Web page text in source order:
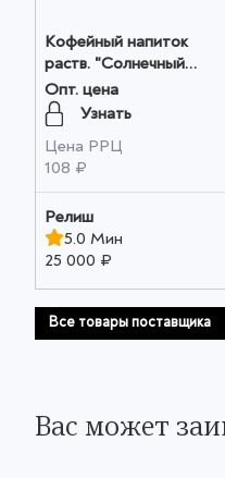
Кофейный напиток
раств. "Солнечный
колос". ГОСТ. м/у
250гр. оптом
Опт. цена
Узнать
Цена РРЦ
108 ₽
Релиш
5.0 Мин
25 000 ₽
Все товары поставщика
Вас может